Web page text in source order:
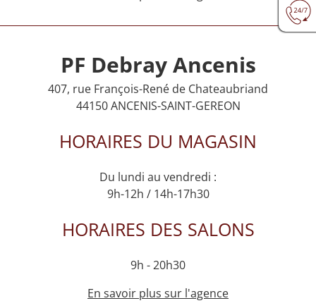
PF Debray Ancenis
407, rue François-René de Chateaubriand
44150 ANCENIS-SAINT-GEREON
HORAIRES DU MAGASIN
Du lundi au vendredi :
9h-12h / 14h-17h30
HORAIRES DES SALONS
9h - 20h30
En savoir plus sur l'agence